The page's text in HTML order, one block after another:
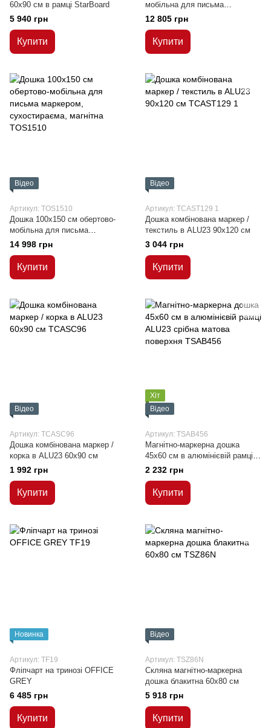
60x90 см в рамці StarBoard
5 940 грн
Купити
мобільна для письма
маркером, сухостираєма,
12 805 грн
Купити
Відео
Артикул: TOS1510
Дошка 100x150 см обертово-
мобільна для письма
маркером, сухостираєма,
14 998 грн
Купити
Відео
Артикул: TCAST129 1
Дошка комбінована маркер /
текстиль в ALU23 90х120 см
3 044 грн
Купити
Відео
Артикул: TCASC96
Дошка комбінована маркер /
корка в ALU23 60х90 см
1 992 грн
Купити
Хіт
Відео
Артикул: TSAB456
Магнітно-маркерна дошка
45x60 см в алюмінієвій рамці
ALU23 срібна матова поверхня
2 232 грн
Купити
Новинка
Артикул: TF19
Фліпчарт на тринозі OFFICE
GREY
6 485 грн
Купити
Відео
Артикул: TSZ86N
Скляна магнітно-маркерна
дошка блакитна 60x80 см
5 918 грн
Купити